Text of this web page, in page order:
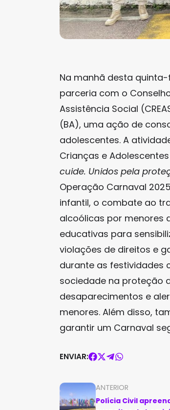
Na manhã desta quinta-
parceria com o
Assistência Social
(BA), uma ação de
adolescentes. A
Crianças e
cuide. Unidos pela
Operação Carnaval
infantil, o combate ao
alcoólicas por menores
educativas para
violações de direitos e
durante as festividades
sociedade na proteção
desaparecimentos e
menores. Além disso,
garantir um Carnaval
ENVIAR:
ANTERIOR
Polícia Civil